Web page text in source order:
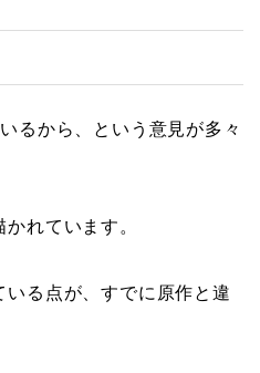
るから、という意見が多々
れています。
る点が、すでに原作と違